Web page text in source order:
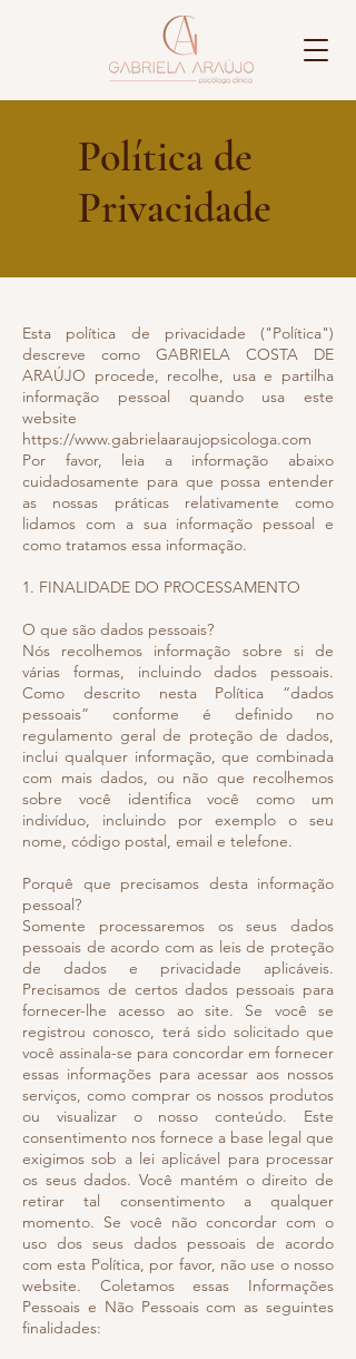
Política de
Privacidade
Esta política de privacidade ("Política")
descreve como GABRIELA COSTA DE
ARAÚJO procede, recolhe, usa e partilha
informação pessoal quando usa este
website
https://www.gabrielaaraujopsicologa.com
Por favor, leia a informação abaixo
cuidadosamente para que possa entender
as nossas práticas relativamente como
lidamos com a sua informação pessoal e
como tratamos essa informação.
1. FINALIDADE DO PROCESSAMENTO
O que são dados pessoais?
Nós recolhemos informação sobre si de
várias formas, incluindo dados pessoais.
Como descrito nesta Política “dados
pessoais” conforme é definido no
regulamento geral de proteção de dados,
inclui qualquer informação, que combinada
com mais dados, ou não que recolhemos
sobre você identifica você como um
indivíduo, incluindo por exemplo o seu
nome, código postal, email e telefone.
Porquê que precisamos desta informação
pessoal?
Somente processaremos os seus dados
pessoais de acordo com as leis de proteção
de dados e privacidade aplicáveis.
Precisamos de certos dados pessoais para
fornecer-lhe acesso ao site. Se você se
registrou conosco, terá sido solicitado que
você assinala-se para concordar em fornecer
essas informações para acessar aos nossos
serviços, como comprar os nossos produtos
ou visualizar o nosso conteúdo. Este
consentimento nos fornece a base legal que
exigimos sob a lei aplicável para processar
os seus dados. Você mantém o direito de
retirar tal consentimento a qualquer
momento. Se você não concordar com o
uso dos seus dados pessoais de acordo
com esta Política, por favor, não use o nosso
website. Coletamos essas Informações
Pessoais e Não Pessoais com as seguintes
finalidades: